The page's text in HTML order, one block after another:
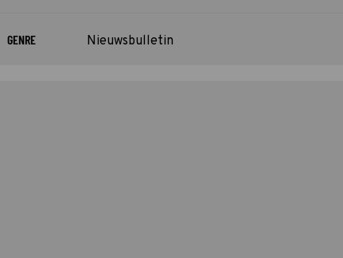
GENRE Nieuwsbulletin